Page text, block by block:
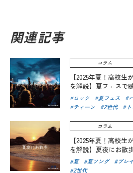
関連記事
コラム
【2025年夏！高校
を解説】夏フェスで
ロック 夏フェス
ティーン
Z世代 ト
コラム
【2025年夏！高校
を解説】夏夜にお散
夏 夏ソング プレ
Z世代